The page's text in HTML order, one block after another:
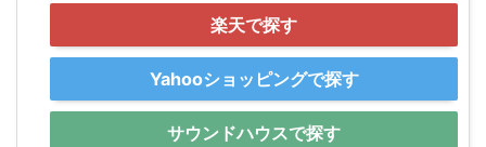
楽天で探す
Yahooショッピングで探す
サウンドハウスで探す